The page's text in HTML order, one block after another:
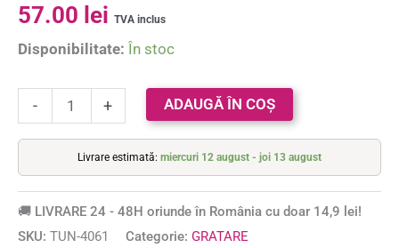
57.00 lei TVA inclus
Disponibilitate: În stoc
- + ADAUGĂ ÎN COȘ
Livrare estimată: miercuri 12 august - joi 13 august
🚚 LIVRARE 24 - 48H oriunde în România cu doar 14,9 lei!
SKU: TUN-4061 Categorie: GRATARE